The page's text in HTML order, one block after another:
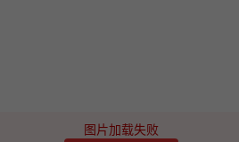
图片加载失败